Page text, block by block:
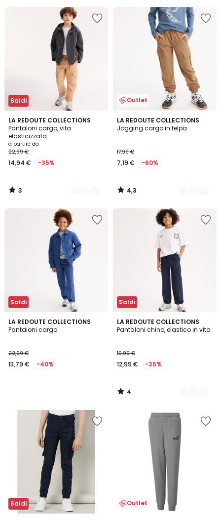
Saldi
LA REDOUTE COLLECTIONS
Pantaloni cargo, vita
elasticizzata
a partire da
22,99 €
14,94 € -35%
3
/
5
2
Colori
3
/
Outlet
LA REDOUTE COLLECTIONS
Jogging cargo in felpa
17,99 €
7,19 € -60%
4,3
/ 5
3
Colori
4,3
/
Saldi
LA REDOUTE COLLECTIONS
Pantaloni cargo
22,99 €
13,79 € -40%
Saldi
LA REDOUTE COLLECTIONS
Pantaloni chino, elastico in vita
19,99 €
12,99 € -35%
4
/
2
Colori
4
/
Saldi Outlet